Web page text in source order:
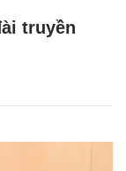
truyền